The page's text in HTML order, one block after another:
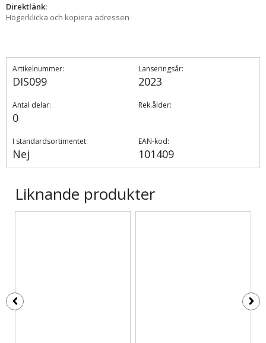
Direktlänk:
Högerklicka och kopiera adressen
Artikelnummer:
DIS099
Lanseringsår:
2023
Antal delar:
0
Rek.ålder:
I standardsortimentet:
Nej
EAN-kod:
101409
Liknande produkter